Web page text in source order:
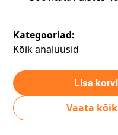
Kategooriad:
Kõik analüüsid
Vaata